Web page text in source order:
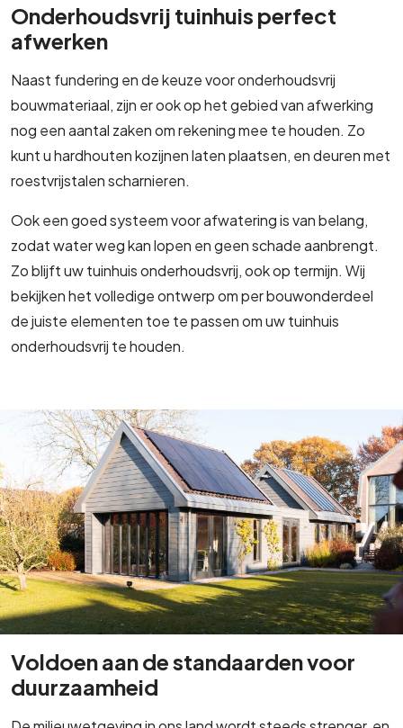
Onderhoudsvrij tuinhuis perfect
afwerken
Naast fundering en de keuze voor onderhoudsvrij
bouwmateriaal, zijn er ook op het gebied van afwerking
nog een aantal zaken om rekening mee te houden. Zo
kunt u hardhouten kozijnen laten plaatsen, en deuren met
roestvrijstalen scharnieren.
Ook een goed systeem voor afwatering is van belang,
zodat water weg kan lopen en geen schade aanbrengt.
Zo blijft uw tuinhuis onderhoudsvrij, ook op termijn. Wij
bekijken het volledige ontwerp om per bouwonderdeel
de juiste elementen toe te passen om uw tuinhuis
onderhoudsvrij te houden.
Voldoen aan de standaarden voor
duurzaamheid